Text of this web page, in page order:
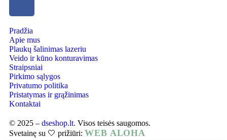
Pradžia
Apie mus
Plaukų šalinimas lazeriu
Veido ir kūno konturavimas
Straipsniai
Pirkimo sąlygos
Privatumo politika
Pristatymas ir grąžinimas
Kontaktai
© 2025 – dseshop.lt. Visos teisės saugomos.
Svetainę su 🤍 prižiūri: WEB ALOHA